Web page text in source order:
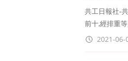
共工日報社-
前十,經排重
2021-06-